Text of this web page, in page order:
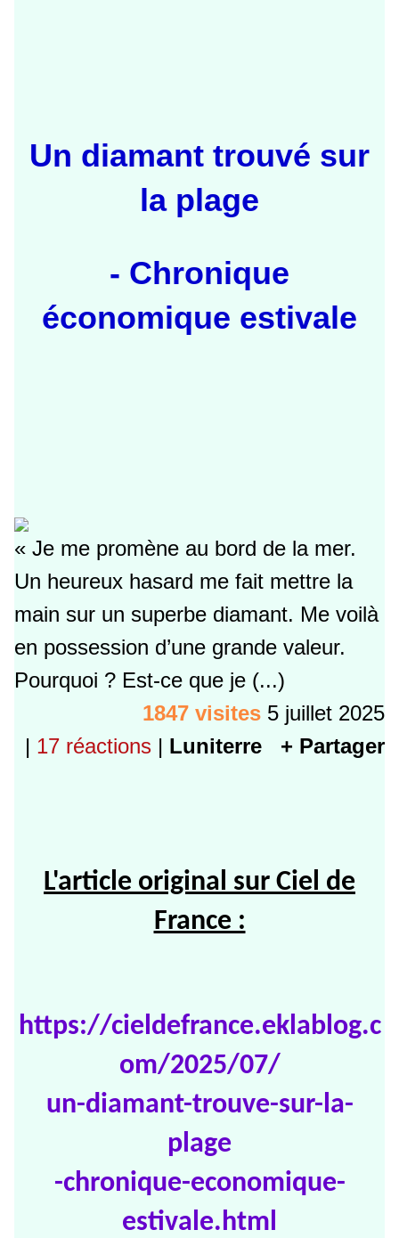
Un diamant trouvé sur
la plage
- Chronique
économique estivale
« Je me promène au bord de la mer.
Un heureux hasard me fait mettre la
main sur un superbe diamant. Me voilà
en possession d’une grande valeur.
Pourquoi ? Est-ce que je (...)
1847 visites 5 juillet 2025
| 17 réactions | Luniterre + Partager
L'article original sur Ciel de
France :
https://cieldefrance.eklablog.c
om/2025/07/
un-diamant-trouve-sur-la-
plage
-chronique-economique-
estivale.html